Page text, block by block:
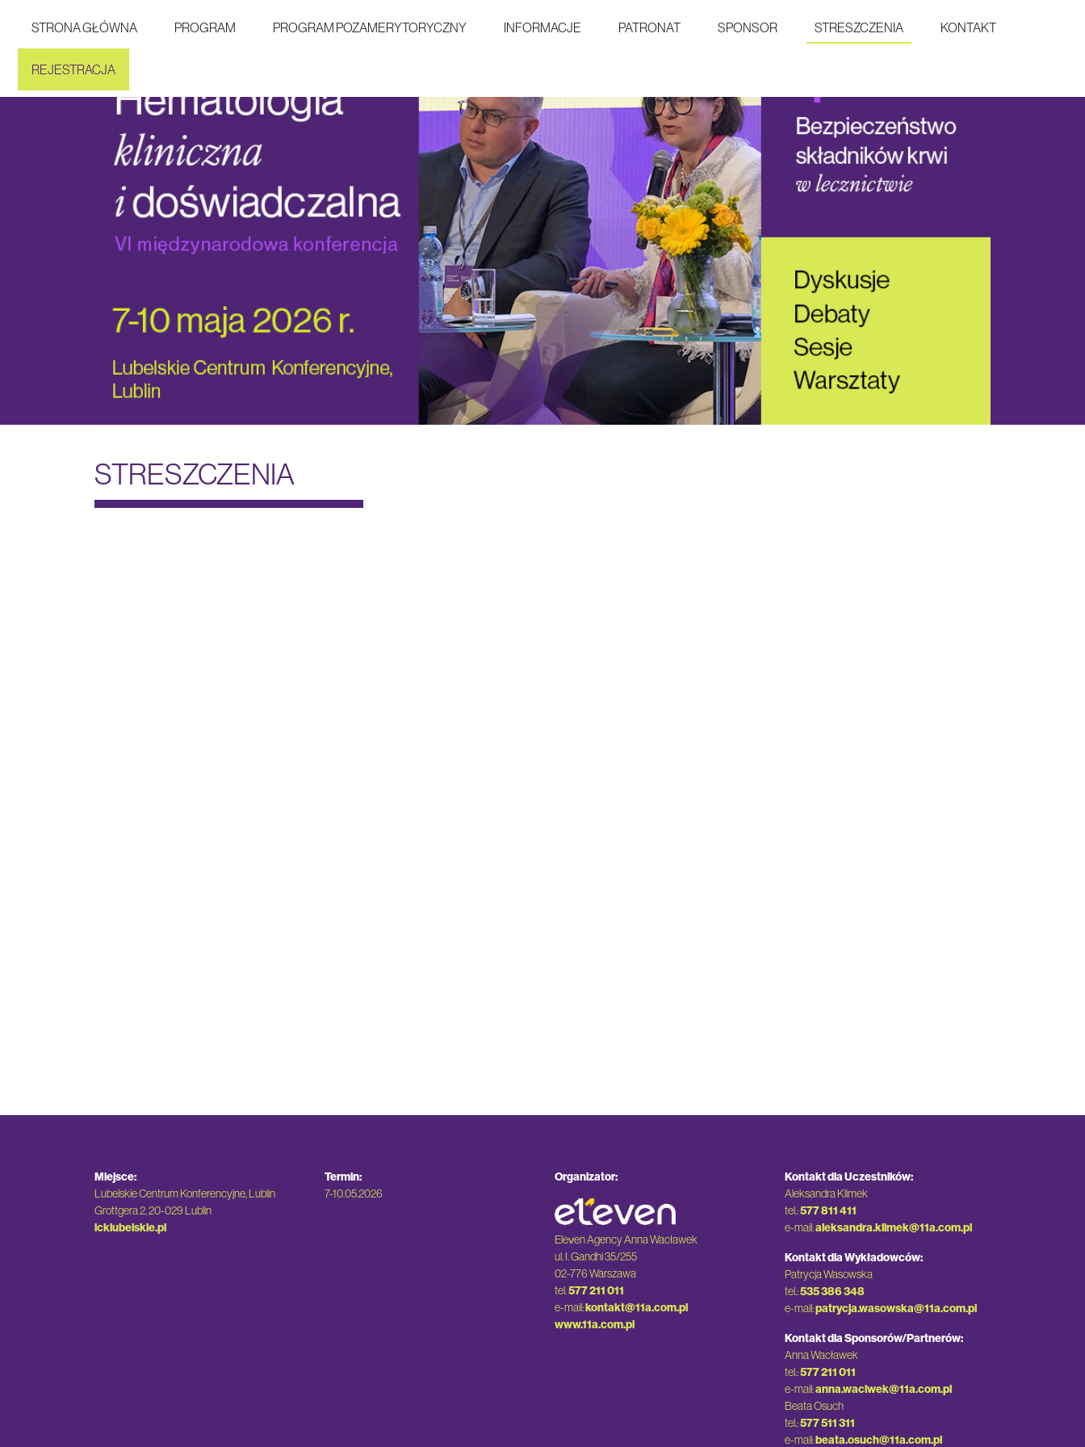
STRONA GŁÓWNA PROGRAM PROGRAM POZAMERYTORYCZNY INFORMACJE PATRONAT SPONSOR STRESZCZENIA KONTAKT
REJESTRACJA
STRESZCZENIA
Miejsce:
Lubelskie Centrum Konferencyjne, Lublin
Grottgera 2, 20-029 Lublin
lcklubelskie.pl
Termin:
7-10.05.2026
Organizator:
Eleven Agency Anna Wacławek
ul. I. Gandhi 35/255
02-776 Warszawa
tel.577 211 011
e-mail:kontakt@11a.com.pl
www.11a.com.pl
Kontakt dla Uczestników:
Aleksandra Klimek
tel.:577 811 411
e-mail:aleksandra.klimek@11a.com.pl
Kontakt dla Wykładowców:
Patrycja Wasowska
tel.:535 386 348
e-mail:patrycja.wasowska@11a.com.pl
Kontakt dla Sponsorów/Partnerów:
Anna Wacławek
tel.:577 211 011
e-mail:anna.waclwek@11a.com.pl
Beata Osuch
tel.:577 511 311
e-mail:beata.osuch@11a.com.pl